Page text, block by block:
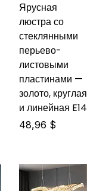
Ярусная
люстра со
стеклянными
перьево-
листовыми
пластинами —
золото, круглая
и линейная E14
Цена
48,96 $